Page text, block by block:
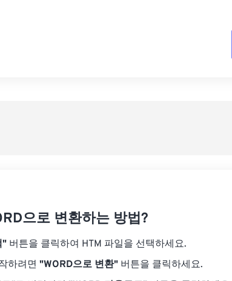
으로 변환하는 방법?
" 버튼을 클릭하여 HTM 파일을 선택하세요.
하려면 "WORD으로 변환" 버튼을 클릭하세요.